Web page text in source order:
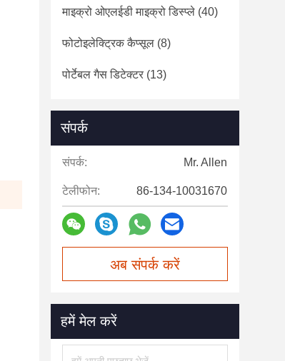
माइक्रो ओएलईडी माइक्रो डिस्प्ले (40)
फोटोइलेक्ट्रिक कैप्सूल (8)
पोर्टेबल गैस डिटेक्टर (13)
संपर्क
संपर्क: Mr. Allen
टेलीफोन: 86-134-10031670
अब संपर्क करें
हमें मेल करें